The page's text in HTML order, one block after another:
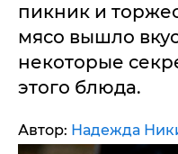
пикник и
мясо вышло
некоторые
этого блюда.
Автор: Надежда